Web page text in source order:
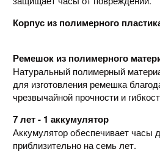
Корпус из полимерного
Ремешок из полимерного
Натуральный полимерный
для изготовления ремешка
чрезвычайной прочности и
7 лет - 1 аккумулятор
Аккумулятор обеспечивает часы
приблизительно на семь лет.